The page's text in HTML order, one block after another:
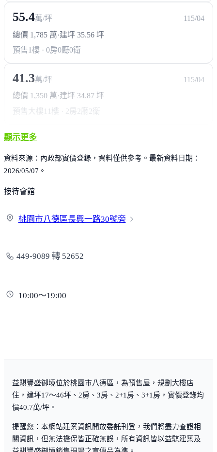
55.4萬/坪
115/04
總價 1,785 萬·建坪 35.56 坪
預售1樓 · 0房0廳0衛
41.3萬/坪
115/04
總價 1,350 萬 ·建坪 34.87 坪
預售大樓 11樓 · 2房2廳2衛
顯示更多
資料來源：內政部實價登錄，資料僅供參考。最新資料日期：
2026/05/07。
接待會館
桃園市八德區長興一路30號旁
449-9089 轉 52652
10:00～19:00
益騏豐盛御境位於桃園市八德區，為預售屋，規劃大樓店
住，建坪17～46坪、2房、3房、2+1房、3+1房，實價登錄均
價40.7萬/坪。
提醒您：本網站建案資訊開放委託刊登，我們將盡力查證相
關資訊，但無法擔保皆正確無誤，所有資訊皆以益騏建築及